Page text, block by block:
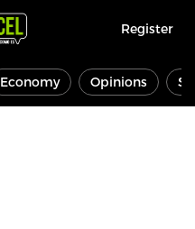
Register
Economy Opinions